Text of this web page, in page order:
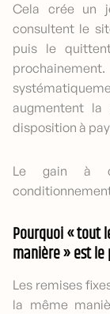
Cela crée un
consultent le
puis le
augmentent
disposition à
Le gain à
Pourquoi « tout
manière » est
Les remises
la même